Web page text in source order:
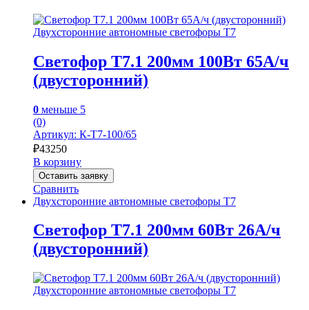
Двухсторонние автономные светофоры Т7
Светофор Т7.1 200мм 100Вт 65А/ч
(двусторонний)
0 меньше 5
(0)
Артикул: К-Т7-100/65
₽43250
В корзину
Оставить заявку
Сравнить
Двухсторонние автономные светофоры Т7
Светофор Т7.1 200мм 60Вт 26А/ч
(двусторонний)
Двухсторонние автономные светофоры Т7